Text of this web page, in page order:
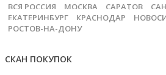
ВСЯ РОССИЯ МОСКВА САРАТОВ
ЕКАТЕРИНБУРГ
КРАСНОДАР
РОСТОВ-НА-ДОНУ
СКАН ПОКУПОК